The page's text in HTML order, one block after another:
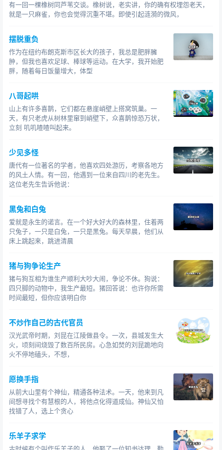
有一回一棵橡树同芦苇交谈。橡树说，老实讲，你的确有权埋怨老天，
就是一只麻雀，你也会觉得沉重不堪。即使引起涟漪的微风，
摆脱重负
作为在纽约布朗克斯市区长大的孩子，我总是肥胖臃
肿，但我也喜欢足球、棒球等运动。在大学，我开始肥
胖，随着每日饭量增大，体型
八哥起哄
山上有许多喜鹊，它们都在悬崖峭壁上搭窝筑巢。一
天，有只老虎从树林里窜到峭壁下，众喜鹊惊恐万状，
立刻 叽叽喳喳叫起来。
少见多怪
唐代有一位著名的学者，他喜欢四处游历，考察各地方
的风土人情。有一回，他遇到一位来自四川的老先生。
这位老先生告诉他说：
黑兔和白兔
爱就是永生的诺言。在一个好大好大的森林里，住着两
只兔子，一只是白兔，一只是黑兔。每天早晨，他们从
床上跳起来，跳进清晨
猪与狗争论生产
猪与狗互相为谁生产顺利大吵大闹，争论不休。狗说：
四只脚的动物中，我生产最短。猪回答说：也许你所需
时间最短，但你应该明白你
不炒作自己的古代官员
汉光武帝时期，刘昆在江陵做县令。一次，县城发生大
火，顷刻间烧毁了数百所民房。心急如焚的刘昆跪地向
火不停地磕头，不想，
愿换手指
从前大山里有个神仙，精通各种法术。一天，他来到凡
间想寻找个有慧根的人，将他点化得道成仙。神仙又怕
找错了人，选上个贪心
乐羊子求学